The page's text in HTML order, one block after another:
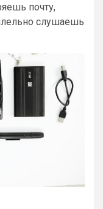
почту,
слушаешь